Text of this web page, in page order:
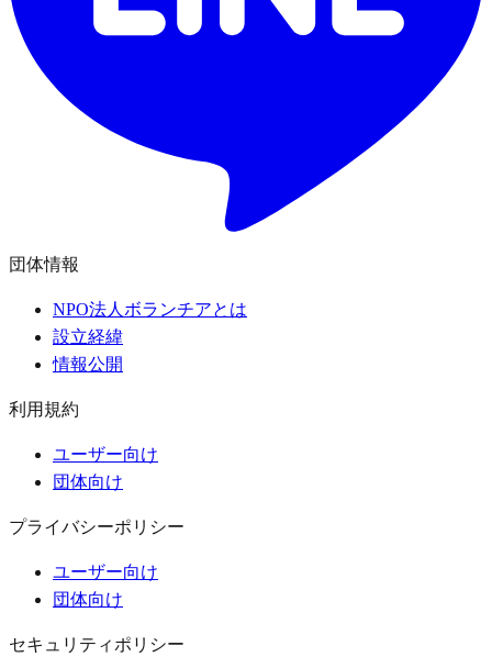
団体情報
NPO法人ボランチアとは
設立経緯
情報公開
利用規約
ユーザー向け
団体向け
プライバシーポリシー
ユーザー向け
団体向け
セキュリティポリシー